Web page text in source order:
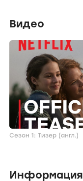
Видео
Сезон 1: Тизер (англ.)
Информация